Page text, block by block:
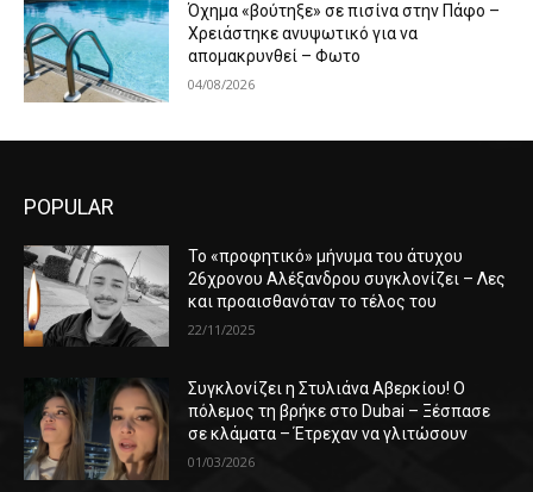
Όχημα «βούτηξε» σε πισίνα στην Πάφο –
Χρειάστηκε ανυψωτικό για να
απομακρυνθεί – Φωτο
04/08/2026
POPULAR
Το «προφητικό» μήνυμα του άτυχου
26χρονου Αλέξανδρου συγκλονίζει – Λες
και προαισθανόταν το τέλος του
22/11/2025
Συγκλονίζει η Στυλιάνα Αβερκίου! Ο
πόλεμος τη βρήκε στο Dubai – Ξέσπασε
σε κλάματα – Έτρεχαν να γλιτώσουν
01/03/2026